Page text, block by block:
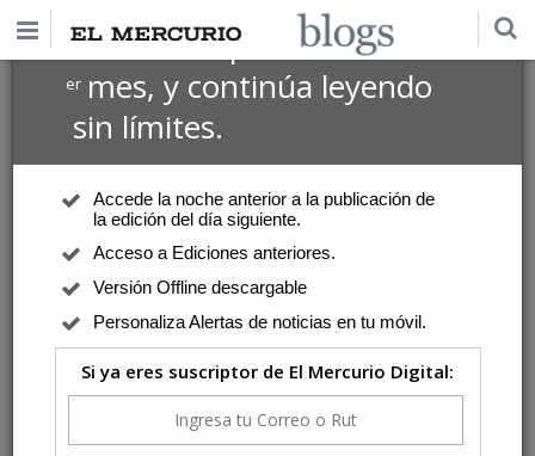
Suscríbete por $1 USD
ermes, y continúa leyendo
sin límites.
Accede la noche anterior a la publicación de
la edición del día siguiente.
Acceso a Ediciones anteriores.
Versión Offline descargable
Personaliza Alertas de noticias en tu móvil.
Si ya eres suscriptor de El Mercurio Digital: